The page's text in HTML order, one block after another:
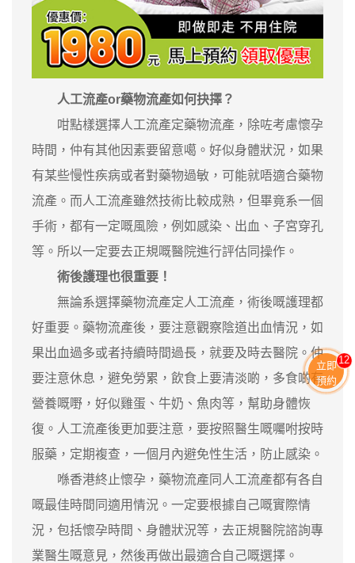
人工流產or藥物流產如何抉擇？
咁點樣選擇人工流產定藥物流產，除咗考慮懷孕
時間，仲有其他因素要留意噶。好似身體狀況，如果
有某些慢性疾病或者對藥物過敏，可能就唔適合藥物
流產。而人工流產雖然技術比較成熟，但畢竟系一個
手術，都有一定嘅風險，例如感染、出血、子宮穿孔
等。所以一定要去正規嘅醫院進行評估同操作。
術後護理也很重要！
無論系選擇藥物流產定人工流產，術後嘅護理都
好重要。藥物流產後，要注意觀察陰道出血情況，如
果出血過多或者持續時間過長，就要及時去醫院。仲
要注意休息，避免勞累，飲食上要清淡啲，多食啲有
營養嘅嘢，好似雞蛋、牛奶、魚肉等，幫助身體恢
復。人工流產後更加要注意，要按照醫生嘅囑咐按時
服藥，定期複查，一個月內避免性生活，防止感染。
喺香港終止懷孕，藥物流產同人工流產都有各自
嘅最佳時間同適用情況。一定要根據自己嘅實際情
況，包括懷孕時間、身體狀況等，去正規醫院諮詢專
業醫生嘅意見，然後再做出最適合自己嘅選擇。
立即
預約
13